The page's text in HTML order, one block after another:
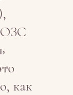
как